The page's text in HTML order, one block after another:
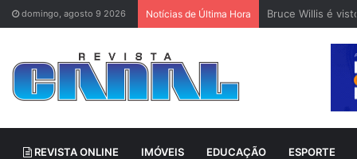
domingo, agosto 9 2026 Notícias de Última Hora Bruce Willis é
REVISTA ONLINE IMÓVEIS EDUCAÇÃO ESPORTE